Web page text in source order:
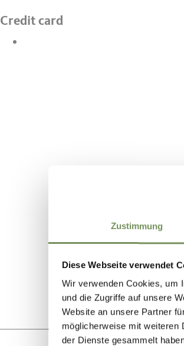
Zustimmung
Diese Webseite verwendet
Wir verwenden Cookies, um
und die Zugriffe auf unsere
Website an unsere Partner
möglicherweise mit weiteren
der Dienste gesammelt
Credit card